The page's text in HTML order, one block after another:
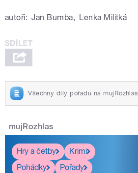
autoři: Jan Bumba, Lenka Militká
Všechny díly pořadu na mujRozhlas
mujRozhlas
Hry a četby
Krimi
Pohádky
Pořady